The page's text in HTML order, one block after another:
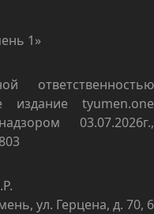
1»
ответственностью
издание tyumen.one
03.07.2026г.,
ул. Герцена, д. 70, 6